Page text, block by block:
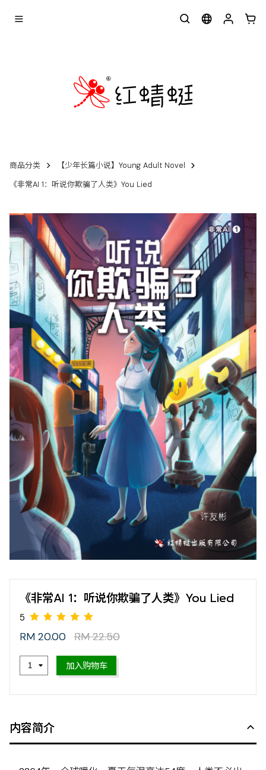
商品分类
【少年长篇小说】Young Adult Novel
《非常AI 1：听说你欺骗了人类》You Lied
《非常AI 1：听说你欺骗了人类》You Lied
RM 20.00 RM 22.50
加入购物车
内容简介